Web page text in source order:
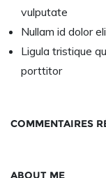
vulputate
Nullam id dolor
Ligula tristique
porttitor
COMMENTAIRES
ABOUT ME